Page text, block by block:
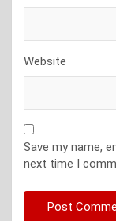
Website
Save my name,
next time I